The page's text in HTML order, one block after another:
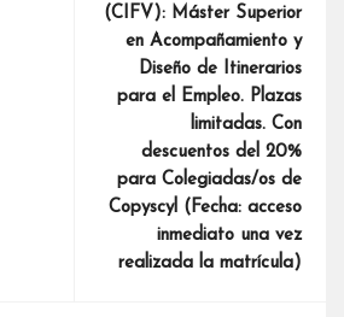
(CIFV): Máster Superior
en Acompañamiento y
Diseño de Itinerarios
para el Empleo. Plazas
limitadas. Con
descuentos del 20%
para Colegiadas/os de
Copyscyl (Fecha: acceso
inmediato una vez
realizada la matrícula)